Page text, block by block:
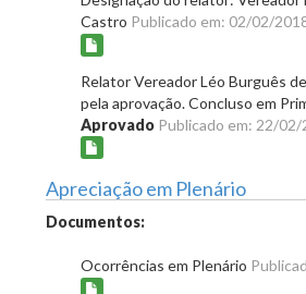
Castro Publicado em: 02/02/
Relator Vereador Léo Burguês
pela aprovação. Concluso em
Aprovado Publicado em: 22/02/
Apreciação em Plenário
Documentos:
Ocorrências em Plenário